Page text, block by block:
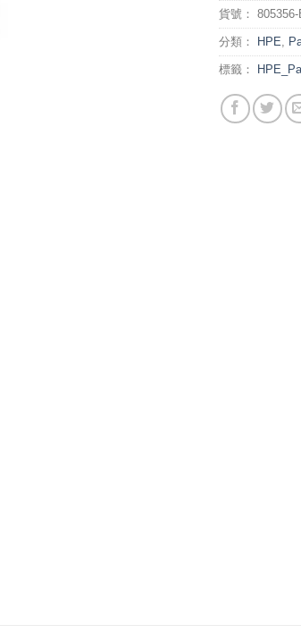
貨號： 805356-
分類： HPE
標籤：